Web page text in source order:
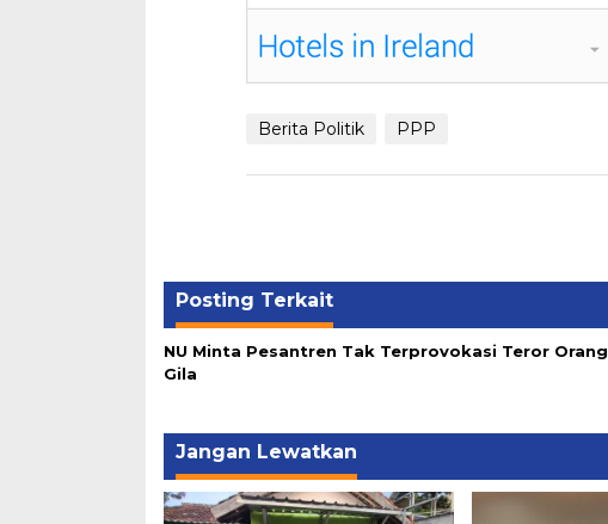
Berita Politik PPP
Posting Terkait
NU Minta Pesantren Tak Terprovokasi Teror Orang
Gila
Jangan Lewatkan